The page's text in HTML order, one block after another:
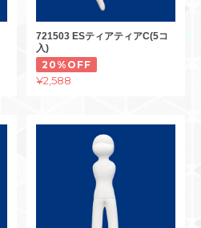
721503 ESティアティアC(5コ
入)
20%OFF
¥2,588